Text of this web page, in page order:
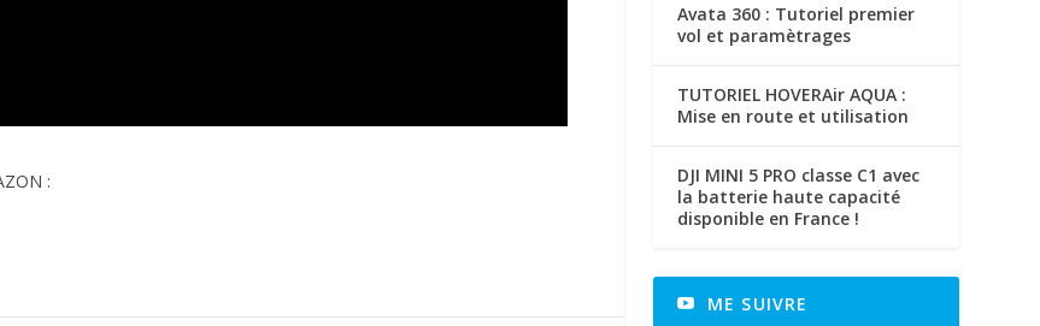
:
Avata 360 : Tutoriel premier
vol et paramètrages
TUTORIEL HOVERAir AQUA :
Mise en route et utilisation
DJI MINI 5 PRO classe C1 avec
la batterie haute capacité
disponible en France !
ME SUIVRE